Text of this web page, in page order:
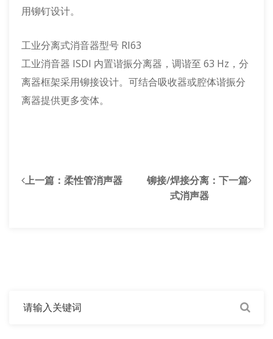
用铆钉设计。
工业分离式消音器型号 RI63
工业消音器 ISDI 内置谐振分离器，调谐至 63 Hz，分
离器框架采用铆接设计。可结合吸收器或腔体谐振分
离器提供更多变体。
上一篇： 柔性管消声器
铆接/焊接分离
式消声器
：下一篇